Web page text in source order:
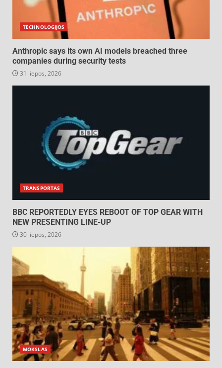
TECHNOLOGIJOS
Anthropic says its own AI models breached three
companies during security tests
31 liepos, 2026
TRANSPORTAS
BBC REPORTEDLY EYES REBOOT OF TOP GEAR WITH
NEW PRESENTING LINE-UP
30 liepos, 2026
MOKSLAS